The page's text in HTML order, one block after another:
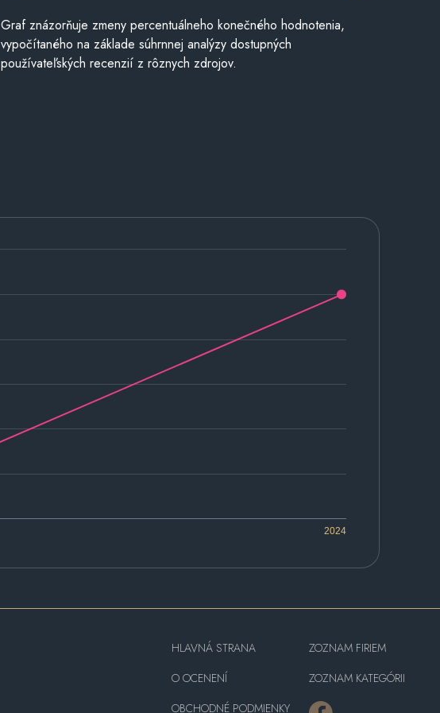
Graf znázorňuje zmeny percentuálneho konečného hodnotenia,
vypočítaného na základe súhrnnej analýzy dostupných
používateľských recenzií z rôznych zdrojov.
2024
HLAVNÁ STRANA
O OCENENÍ
OBCHODNÉ PODMIENKY
ZOZNAM FIRIEM
ZOZNAM KATEGÓRII